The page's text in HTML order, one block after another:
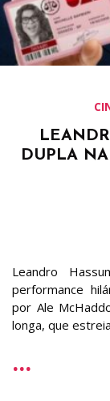
DUPLA
Leandro
performance
por Ale
longa, que